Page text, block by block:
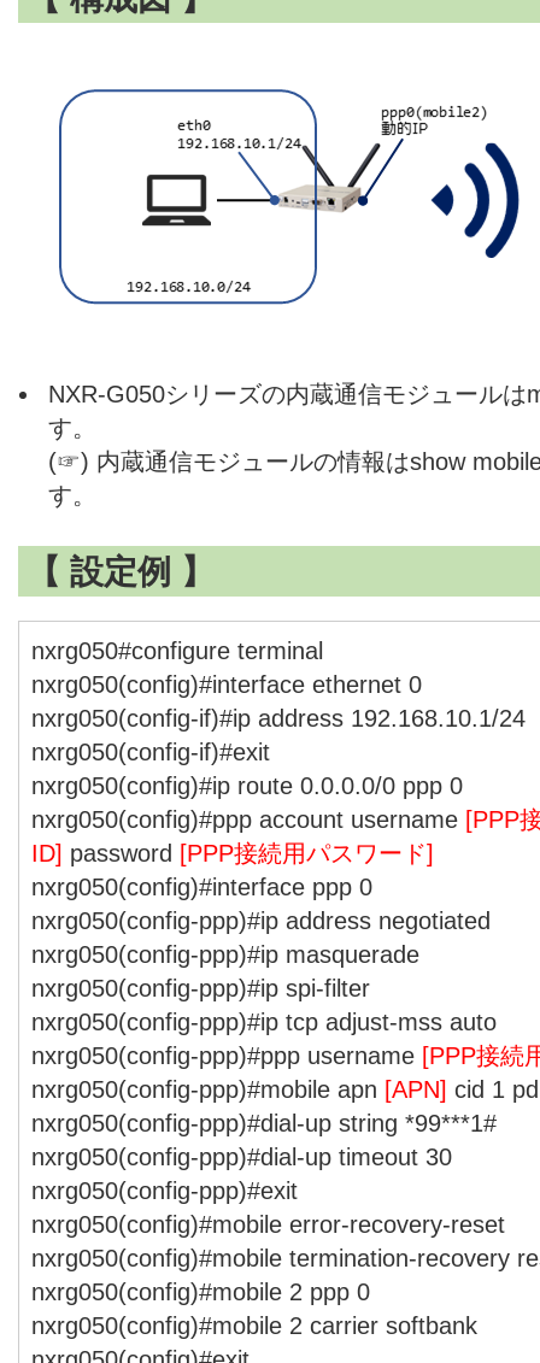
NXR-G050シリーズの内蔵通信モジュールは
す。
(☞) 内蔵通信モジュールの情報はshow
す。
【 設定例 】
nxrg050#configure terminal
nxrg050(config)#interface ethernet 0
nxrg050(config-if)#ip address 192.168.10.1/24
nxrg050(config-if)#exit
nxrg050(config)#ip route 0.0.0.0/0 ppp 0
nxrg050(config)#ppp account username [PPP
ID] password [PPP接続用パスワード]
nxrg050(config)#interface ppp 0
nxrg050(config-ppp)#ip address negotiated
nxrg050(config-ppp)#ip masquerade
nxrg050(config-ppp)#ip spi-filter
nxrg050(config-ppp)#ip tcp adjust-mss auto
nxrg050(config-ppp)#ppp username [PPP接続
nxrg050(config-ppp)#mobile apn [APN] cid 1
nxrg050(config-ppp)#dial-up string *99***1#
nxrg050(config-ppp)#dial-up timeout 30
nxrg050(config-ppp)#exit
nxrg050(config)#mobile error-recovery-reset
nxrg050(config)#mobile termination-recovery
nxrg050(config)#mobile 2 ppp 0
nxrg050(config)#mobile 2 carrier softbank